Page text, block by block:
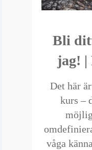
Bli
jag!
Det här
kurs –
våga